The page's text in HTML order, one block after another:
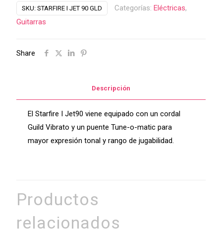
SKU: STARFIRE I JET 90 GLD Categorías: Eléctricas,
Guitarras
Share
Descripción
El Starfire I Jet90 viene equipado con un cordal
Guild Vibrato y un puente Tune-o-matic para
mayor expresión tonal y rango de jugabilidad.
Productos
relacionados